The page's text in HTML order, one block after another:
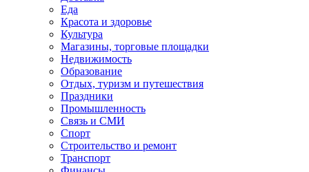
Еда
Красота и здоровье
Культура
Магазины, торговые площадки
Недвижимость
Образование
Отдых, туризм и путешествия
Праздники
Промышленность
Связь и СМИ
Спорт
Строительство и ремонт
Транспорт